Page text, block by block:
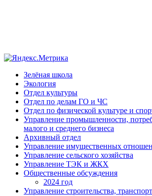
Зелёная школа
Экология
Отдел культуры
Отдел по делам ГО и ЧС
Отдел по физической культуре и
Управление промышленности,
малого и среднего бизнеса
Архивный отдел
Управление имущественных
Управление сельского хозяйства
Управление ТЭК и ЖКХ
Общественные обсуждения
2024 год
Управление строительства,